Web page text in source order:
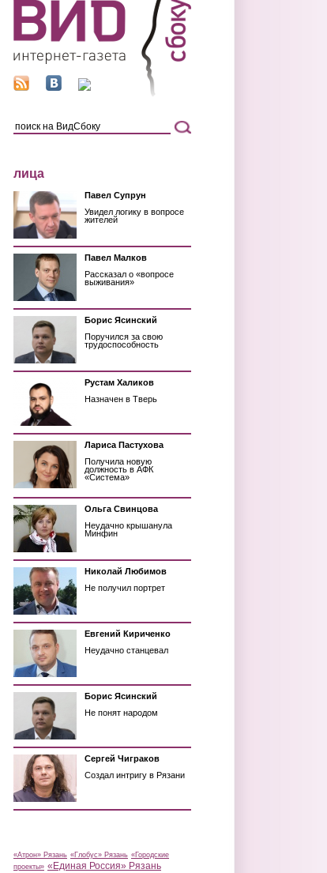
лица
Павел Супрун
Увидел логику в вопросе
жителей
Павел Малков
Рассказал о «вопросе
выживания»
Борис Ясинский
Поручился за свою
трудоспособность
Рустам Халиков
Назначен в Тверь
Лариса Пастухова
Получила новую
должность в АФК
«Система»
Ольга Свинцова
Неудачно крышанула
Минфин
Николай Любимов
Не получил портрет
Евгений Кириченко
Неудачно станцевал
Борис Ясинский
Не понят народом
Сергей Чиграков
Создал интригу в Рязани
«Атрон» Рязань «Глобус» Рязань «Городские
проекты» «Единая Россия» Рязань